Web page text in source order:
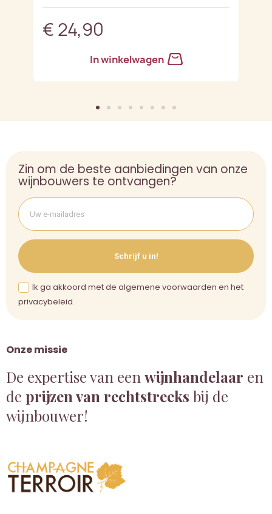
€ 24,90
In winkelwagen
Onze missie
De expertise van een wijnhandelaar en
de prijzen van rechtstreeks bij de
wijnbouwer!
Zin om de beste aanbiedingen van onze
wijnbouwers te ontvangen?
Schrijf u in!
Ik ga akkoord met de algemene voorwaarden en het
privacybeleid.